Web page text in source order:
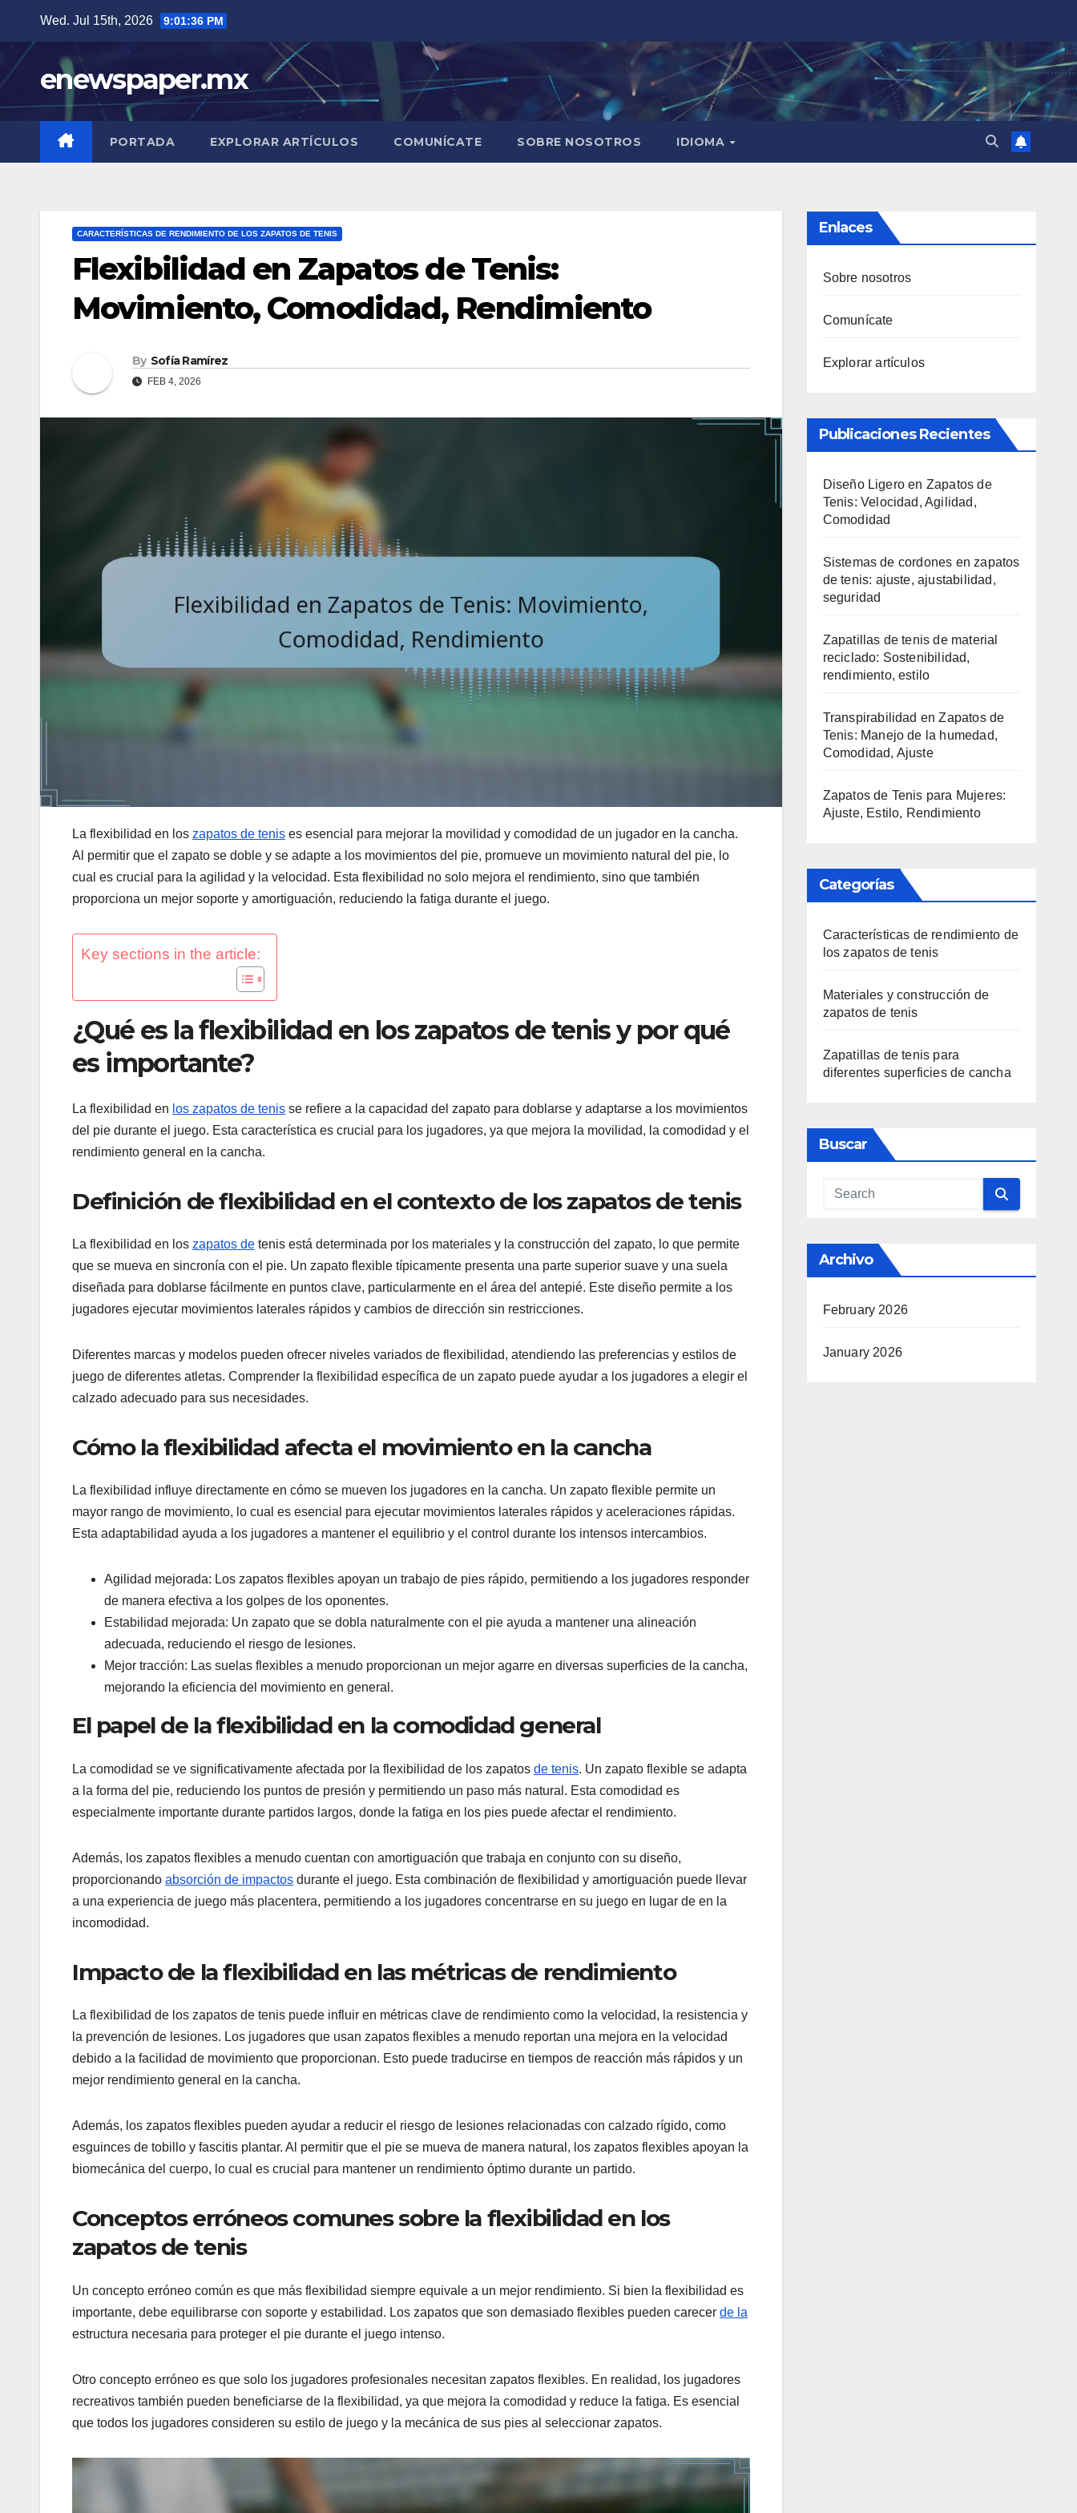
content
Wed. Jul 15th, 2026 9:01:37 PM
enewspaper.mx
PORTADA EXPLORAR ARTÍCULOS COMUNÍCATE SOBRE NOSOTROS IDIOMA
CARACTERÍSTICAS DE RENDIMIENTO DE LOS ZAPATOS DE TENIS
Flexibilidad en Zapatos de Tenis:
Movimiento, Comodidad, Rendimiento
By Sofía Ramírez
FEB 4, 2026
La flexibilidad en los zapatos de tenis es esencial para mejorar la movilidad y comodidad de un jugador en la cancha.
Al permitir que el zapato se doble y se adapte a los movimientos del pie, promueve un movimiento natural del pie, lo
cual es crucial para la agilidad y la velocidad. Esta flexibilidad no solo mejora el rendimiento, sino que también
proporciona un mejor soporte y amortiguación, reduciendo la fatiga durante el juego.
Key sections in the article:
¿Qué es la flexibilidad en los zapatos de tenis y por qué
es importante?
La flexibilidad en los zapatos de tenis se refiere a la capacidad del zapato para doblarse y adaptarse a los movimientos
del pie durante el juego. Esta característica es crucial para los jugadores, ya que mejora la movilidad, la comodidad y el
rendimiento general en la cancha.
Definición de flexibilidad en el contexto de los zapatos de tenis
La flexibilidad en los zapatos de tenis está determinada por los materiales y la construcción del zapato, lo que permite
que se mueva en sincronía con el pie. Un zapato flexible típicamente presenta una parte superior suave y una suela
diseñada para doblarse fácilmente en puntos clave, particularmente en el área del antepié. Este diseño permite a los
jugadores ejecutar movimientos laterales rápidos y cambios de dirección sin restricciones.
Diferentes marcas y modelos pueden ofrecer niveles variados de flexibilidad, atendiendo las preferencias y estilos de
juego de diferentes atletas. Comprender la flexibilidad específica de un zapato puede ayudar a los jugadores a elegir el
calzado adecuado para sus necesidades.
Cómo la flexibilidad afecta el movimiento en la cancha
La flexibilidad influye directamente en cómo se mueven los jugadores en la cancha. Un zapato flexible permite un
mayor rango de movimiento, lo cual es esencial para ejecutar movimientos laterales rápidos y aceleraciones rápidas.
Esta adaptabilidad ayuda a los jugadores a mantener el equilibrio y el control durante los intensos intercambios.
Agilidad mejorada: Los zapatos flexibles apoyan un trabajo de pies rápido, permitiendo a los jugadores responder
de manera efectiva a los golpes de los oponentes.
Estabilidad mejorada: Un zapato que se dobla naturalmente con el pie ayuda a mantener una alineación
adecuada, reduciendo el riesgo de lesiones.
Mejor tracción: Las suelas flexibles a menudo proporcionan un mejor agarre en diversas superficies de la cancha,
mejorando la eficiencia del movimiento en general.
El papel de la flexibilidad en la comodidad general
La comodidad se ve significativamente afectada por la flexibilidad de los zapatos de tenis. Un zapato flexible se adapta
a la forma del pie, reduciendo los puntos de presión y permitiendo un paso más natural. Esta comodidad es
especialmente importante durante partidos largos, donde la fatiga en los pies puede afectar el rendimiento.
Además, los zapatos flexibles a menudo cuentan con amortiguación que trabaja en conjunto con su diseño,
proporcionando absorción de impactos durante el juego. Esta combinación de flexibilidad y amortiguación puede llevar
a una experiencia de juego más placentera, permitiendo a los jugadores concentrarse en su juego en lugar de en la
incomodidad.
Impacto de la flexibilidad en las métricas de rendimiento
La flexibilidad de los zapatos de tenis puede influir en métricas clave de rendimiento como la velocidad, la resistencia y
la prevención de lesiones. Los jugadores que usan zapatos flexibles a menudo reportan una mejora en la velocidad
debido a la facilidad de movimiento que proporcionan. Esto puede traducirse en tiempos de reacción más rápidos y un
mejor rendimiento general en la cancha.
Además, los zapatos flexibles pueden ayudar a reducir el riesgo de lesiones relacionadas con calzado rígido, como
esguinces de tobillo y fascitis plantar. Al permitir que el pie se mueva de manera natural, los zapatos flexibles apoyan la
biomecánica del cuerpo, lo cual es crucial para mantener un rendimiento óptimo durante un partido.
Conceptos erróneos comunes sobre la flexibilidad en los
zapatos de tenis
Un concepto erróneo común es que más flexibilidad siempre equivale a un mejor rendimiento. Si bien la flexibilidad es
importante, debe equilibrarse con soporte y estabilidad. Los zapatos que son demasiado flexibles pueden carecer de la
estructura necesaria para proteger el pie durante el juego intenso.
Otro concepto erróneo es que solo los jugadores profesionales necesitan zapatos flexibles. En realidad, los jugadores
recreativos también pueden beneficiarse de la flexibilidad, ya que mejora la comodidad y reduce la fatiga. Es esencial
que todos los jugadores consideren su estilo de juego y la mecánica de sus pies al seleccionar zapatos.
Enlaces
Sobre nosotros
Comunícate
Explorar artículos
Publicaciones Recientes
Diseño Ligero en Zapatos de
Tenis: Velocidad, Agilidad,
Comodidad
Sistemas de cordones en zapatos
de tenis: ajuste, ajustabilidad,
seguridad
Zapatillas de tenis de material
reciclado: Sostenibilidad,
rendimiento, estilo
Transpirabilidad en Zapatos de
Tenis: Manejo de la humedad,
Comodidad, Ajuste
Zapatos de Tenis para Mujeres:
Ajuste, Estilo, Rendimiento
Categorías
Características de rendimiento de
los zapatos de tenis
Materiales y construcción de
zapatos de tenis
Zapatillas de tenis para
diferentes superficies de cancha
Buscar
Archivo
February 2026
January 2026